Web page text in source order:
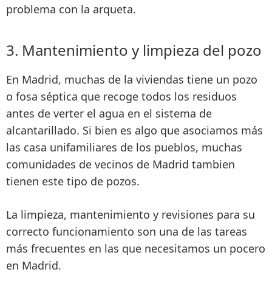
problema con la arqueta.
3. Mantenimiento y limpieza del pozo
En Madrid, muchas de la viviendas tiene un pozo
o fosa séptica que recoge todos los residuos
antes de verter el agua en el sistema de
alcantarillado. Si bien es algo que asociamos más
las casa unifamiliares de los pueblos, muchas
comunidades de vecinos de Madrid tambien
tienen este tipo de pozos.
La limpieza, mantenimiento y revisiones para su
correcto funcionamiento son una de las tareas
más frecuentes en las que necesitamos un pocero
en Madrid.